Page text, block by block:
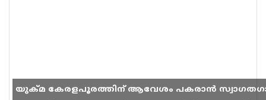
യുക്മ കേരളപൂരത്തിന് ആവേശം പകരാൻ